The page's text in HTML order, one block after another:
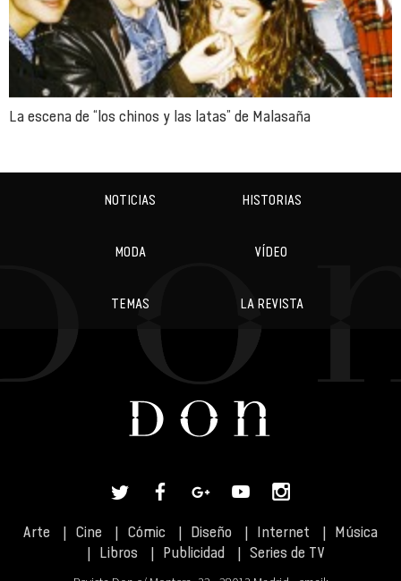
La escena de “los chinos y las latas” de Malasaña
NOTICIAS HISTORIAS
MODA VÍDEO
TEMAS LA REVISTA
Arte Cine Cómic Diseño Internet
Música
Libros
Publicidad Series de TV